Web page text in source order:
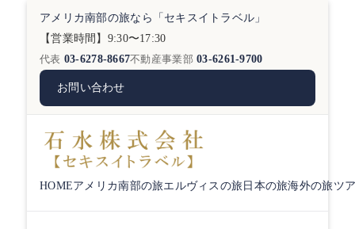
アメリカ南部の旅なら「セキスイトラベル」
【営業時間】9:30〜17:30
代表 03-6278-8667不動産事業部 03-6261-9700
お問い合わせ
HOMEアメリカ南部の旅エルヴィスの旅 日本の旅海外の旅 ツ